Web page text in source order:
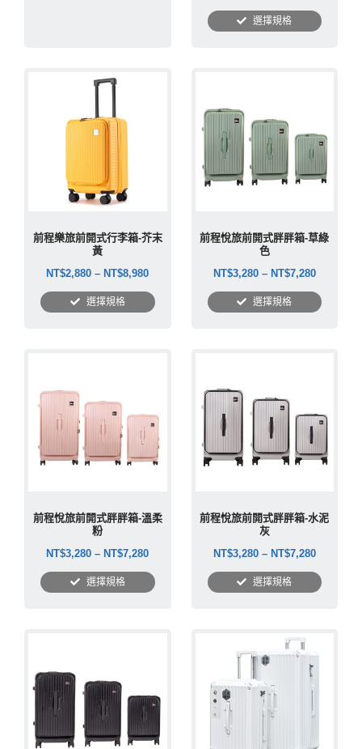
選擇規格
前程樂旅前開式行李箱-芥末
黃
NT$2,880 –NT$8,980
選擇規格
前程悅旅前開式胖胖箱-草綠
色
NT$3,280– NT$7,280
選擇規格
前程悅旅前開式胖胖箱-溫柔
粉
NT$3,280 – NT$7,280
選擇規格
前程悅旅前開式胖胖箱-水泥
灰
NT$3,280– NT$7,280
選擇規格